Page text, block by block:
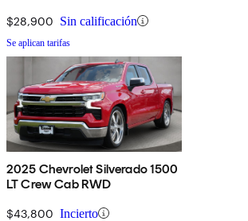
$28,900 Sin calificación
Se aplican tarifas
2025 Chevrolet Silverado 1500
LT Crew Cab RWD
$43,800 Incierto